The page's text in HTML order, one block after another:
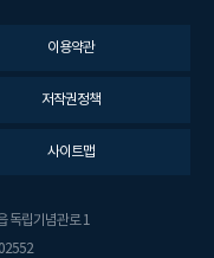
이용약관
저작권정책
사이트맵
독립기념관로 1